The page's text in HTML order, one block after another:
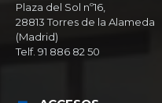
Plaza del Sol nº16,
28813 Torres de la Alameda
(Madrid)
Telf. 91 886 82 50